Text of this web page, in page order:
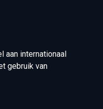
aan internationaal
gebruik van